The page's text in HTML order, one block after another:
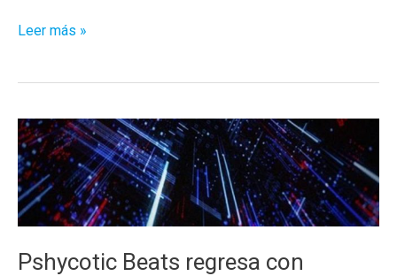
Ukiyo!
Sol
Naciente
Leer más »
Pshycotic Beats regresa con